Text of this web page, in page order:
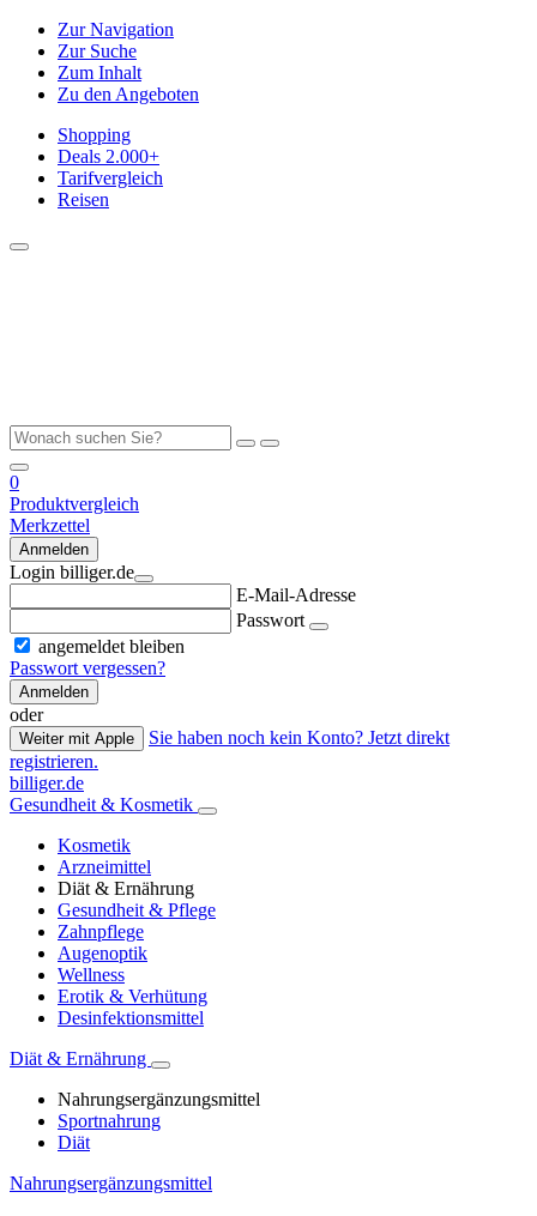
Zur Navigation
Zur Suche
Zum Inhalt
Zu den Angeboten
Shopping
Deals 2.000+
Tarifvergleich
Reisen
0
Produktvergleich
Merkzettel
Anmelden
Login billiger.de
E-Mail-Adresse
Passwort
angemeldet bleiben
Passwort vergessen?
Anmelden
oder
Weiter mit Apple
Sie haben noch kein Konto? Jetzt direkt
registrieren.
billiger.de
Gesundheit & Kosmetik
Kosmetik
Arzneimittel
Diät & Ernährung
Gesundheit & Pflege
Zahnpflege
Augenoptik
Wellness
Erotik & Verhütung
Desinfektionsmittel
Diät & Ernährung
Nahrungsergänzungsmittel
Sportnahrung
Diät
Nahrungsergänzungsmittel